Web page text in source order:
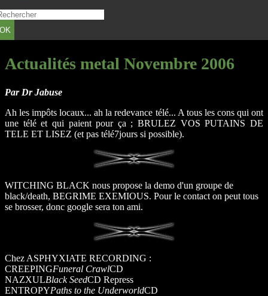
OK
Actualités metal Novembre 2006
Par Dr Jabuse
Ah les impôts locaux... ah la redevance télé... A tous les cons qui ont
une télé et qui paient pour ça ; BRULEZ VOS PUTAINS DE
TELE ET LISEZ (et pas télé7jours si possible).
WITCHING BLACK nous propose la demo d'un groupe de
black/death, BEGRIME EXEMIOUS. Pour le contact on peut tous
se brosser, donc google sera ton ami.
Chez ASPHYXIATE RECORDING :
CREEPINGFuneral CrawlCD
NAZXULBlack SeedCD Repress
ENTROPYPaths to the UnderworldCD